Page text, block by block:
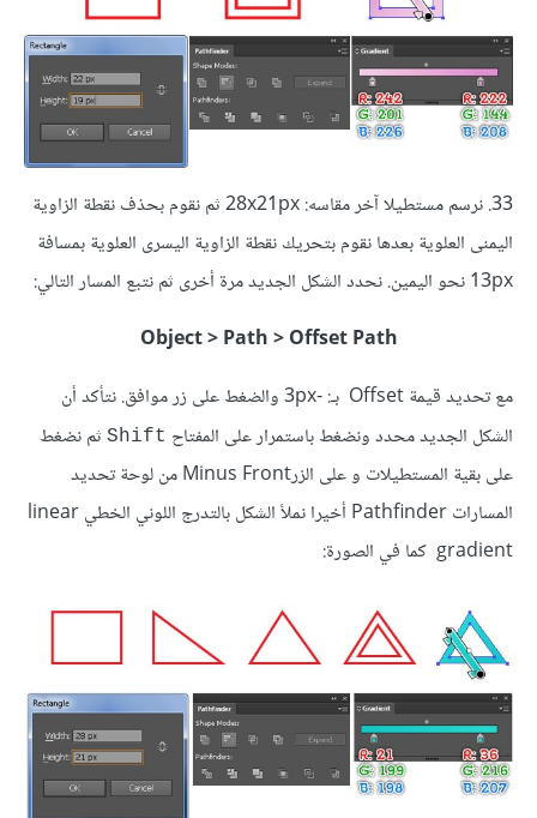
33. نرسم مستطيلا آخر مقاسه: 28x21px ثم نقوم بحذف نقطة الزاوية
اليمنى العلوية بعدها نقوم بتحريك نقطة الزاوية اليسرى العلوية بمسافة
13px نحو اليمين. نحدد الشكل الجديد مرة أخرى ثم نتبع المسار التالي:
Object > Path > Offset Path
مع تحديد قيمة Offset بـ: -3px والضغط على زر موافق. نتأكد أن
الشكل الجديد محدد ونضغط باستمرار على المفتاح Shift ثم نضغط
على بقية المستطيلات و على الزرMinus Front من لوحة تحديد
المسارات Pathfinder أخيرا نملأ الشكل بالتدرج اللوني الخطي linear
gradient كما في الصورة: